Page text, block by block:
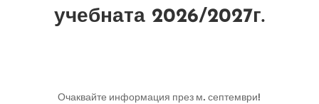
учебната 2026/2027г.
Очаквайте информация през м. септември!